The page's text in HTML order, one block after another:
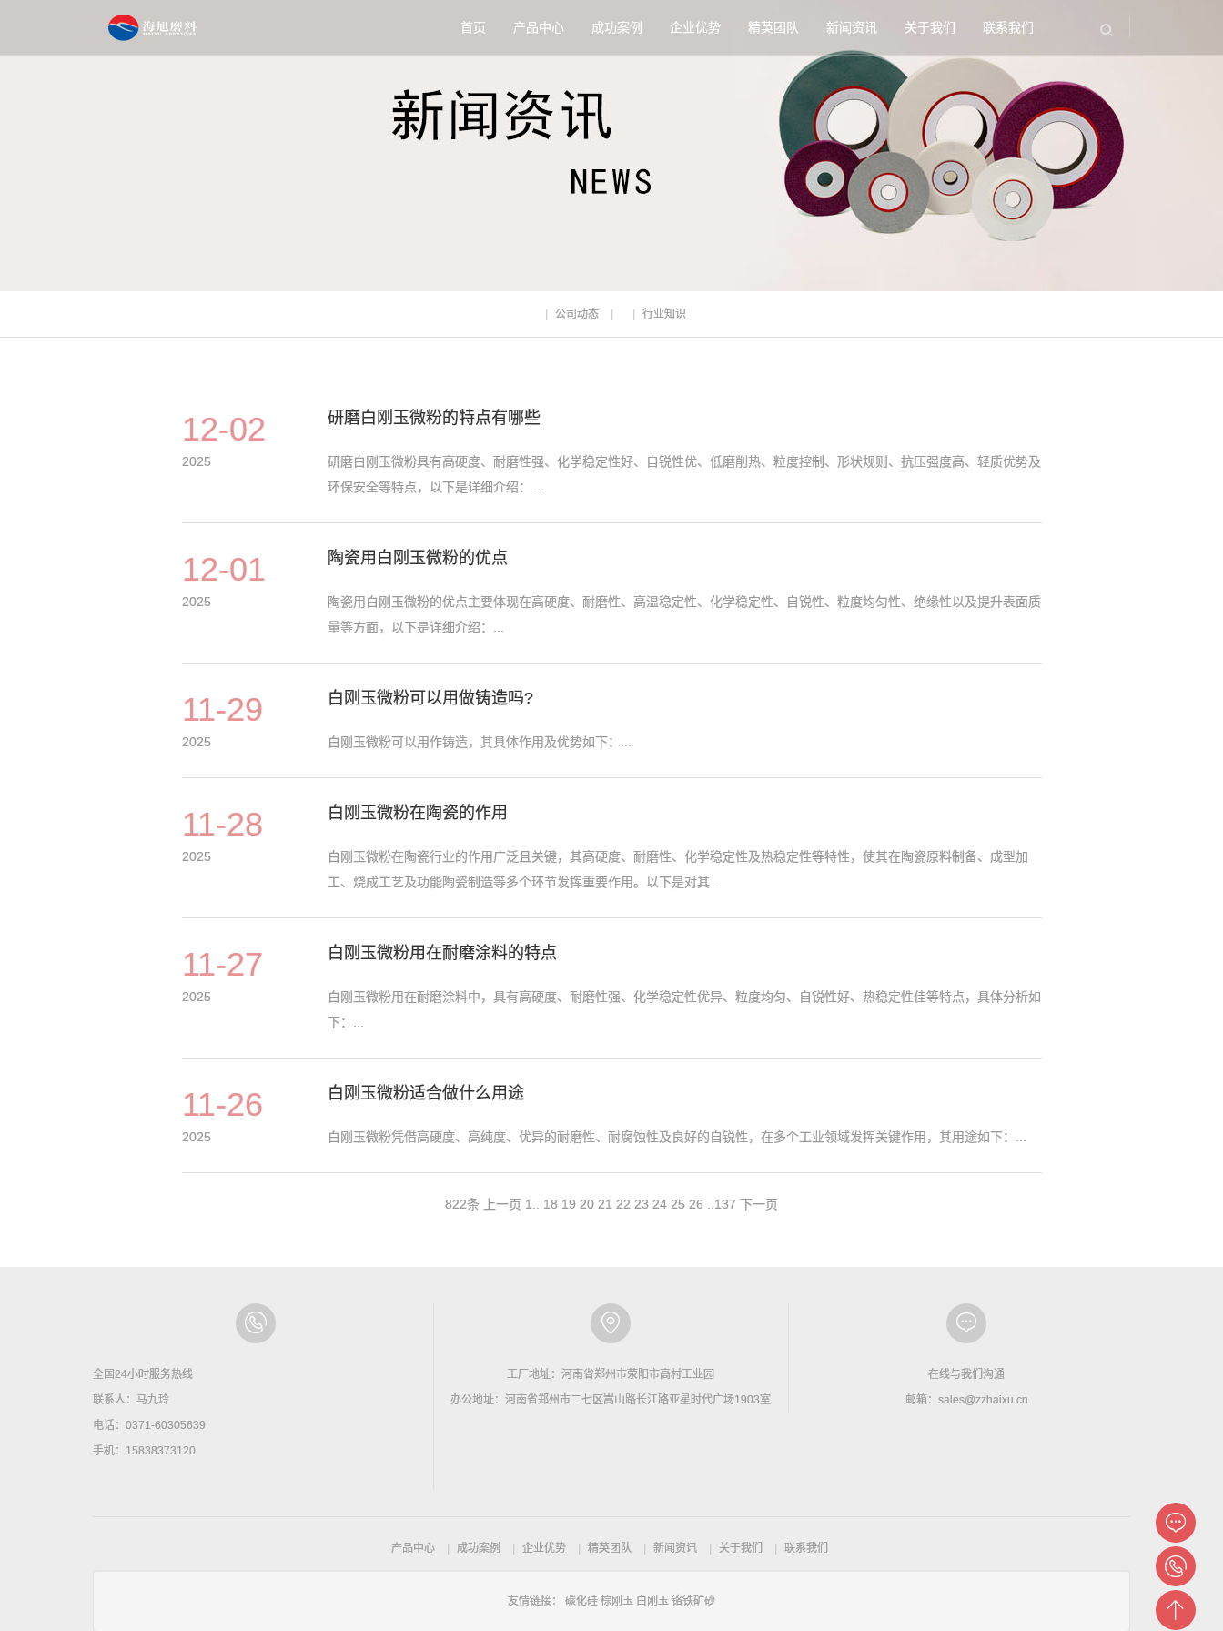
首页 产品中心 成功案例 企业优势 精英团队 新闻资讯 关于我们 联系我们
公司动态 行业知识
12-02
2025
研磨白刚玉微粉的特点有哪些
研磨白刚玉微粉具有高硬度、耐磨性强、化学稳定性好、自锐性优、低磨削热、粒度控制、形状规则、抗压强度高、轻质优势及
环保安全等特点，以下是详细介绍：...
12-01
2025
陶瓷用白刚玉微粉的优点
陶瓷用白刚玉微粉的优点主要体现在高硬度、耐磨性、高温稳定性、化学稳定性、自锐性、粒度均匀性、绝缘性以及提升表面质
量等方面，以下是详细介绍：...
11-29
2025
白刚玉微粉可以用做铸造吗?
白刚玉微粉可以用作铸造，其具体作用及优势如下：...
11-28
2025
白刚玉微粉在陶瓷的作用
白刚玉微粉在陶瓷行业的作用广泛且关键，其高硬度、耐磨性、化学稳定性及热稳定性等特性，使其在陶瓷原料制备、成型加
工、烧成工艺及功能陶瓷制造等多个环节发挥重要作用。以下是对其...
11-27
2025
白刚玉微粉用在耐磨涂料的特点
白刚玉微粉用在耐磨涂料中，具有高硬度、耐磨性强、化学稳定性优异、粒度均匀、自锐性好、热稳定性佳等特点，具体分析如
下：...
11-26
2025
白刚玉微粉适合做什么用途
白刚玉微粉凭借高硬度、高纯度、优异的耐磨性、耐腐蚀性及良好的自锐性，在多个工业领域发挥关键作用，其用途如下：...
822条 上一页 1 18 19 20 21 22 23 24 25 26 137 下一页
全国24小时服务热线
联系人：马九玲
电话：0371-60305639
手机：15838373120
工厂地址：河南省郑州市荥阳市高村工业园
办公地址：河南省郑州市二七区嵩山路长江路亚星时代广场1903室
在线与我们沟通
邮箱：sales@zzhaixu.cn
产品中心 成功案例 企业优势 精英团队 新闻资讯 关于我们 联系我们
友情链接： 碳化硅 棕刚玉 白刚玉 铬铁矿砂